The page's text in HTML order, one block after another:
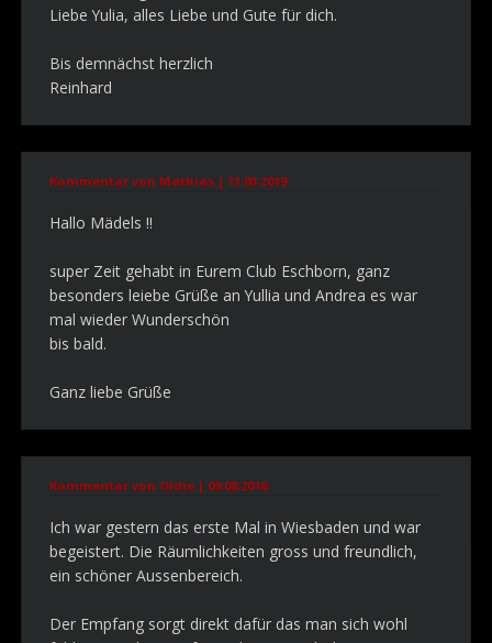
Liebe Yulia, alles Liebe und Gute für dich.
Bis demnächst herzlich
Reinhard
Kommentar von Mathias | 11.03.2019
Hallo Mädels !!
super Zeit gehabt in Eurem Club Eschborn, ganz
besonders leiebe Grüße an Yullia und Andrea es war
mal wieder Wunderschön
bis bald.
Ganz liebe Grüße
Kommentar von Oldie | 09.08.2018
Ich war gestern das erste Mal in Wiesbaden und war
begeistert. Die Räumlichkeiten gross und freundlich,
ein schöner Aussenbereich.
Der Empfang sorgt direkt dafür das man sich wohl